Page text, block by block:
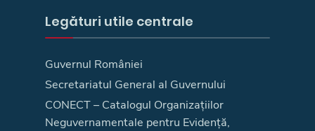
Legături utile centrale
Guvernul României
Secretariatul General al Guvernului
CONECT – Catalogul Organizațiilor
Neguvernamentale pentru Evidență,